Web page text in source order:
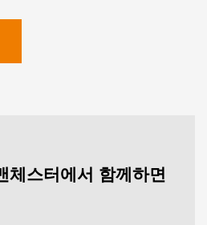
체스터에서 함께하면